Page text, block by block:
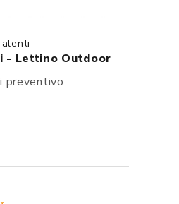
- Lettino Outdoor
preventivo